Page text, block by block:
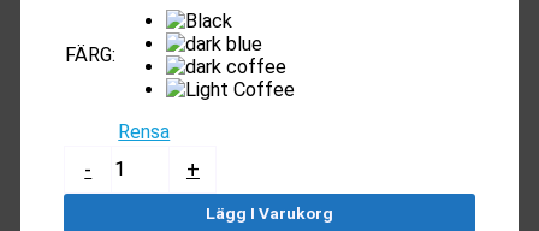
FÄRG:
Rensa
-
(Läder)
mängd
+
Lägg I Varukorg